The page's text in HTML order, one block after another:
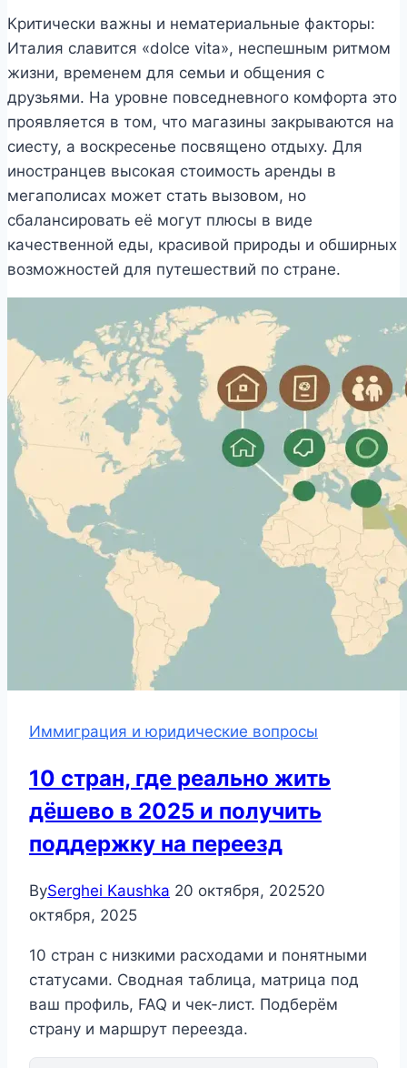
Критически важны и нематериальные факторы:
Италия славится «dolce vita», неспешным ритмом
жизни, временем для семьи и общения с
друзьями. На уровне повседневного комфорта это
проявляется в том, что магазины закрываются на
сиесту, а воскресенье посвящено отдыху. Для
иностранцев высокая стоимость аренды в
мегаполисах может стать вызовом, но
сбалансировать её могут плюсы в виде
качественной еды, красивой природы и обширных
возможностей для путешествий по стране.
Иммиграция и юридические вопросы
10 стран, где реально жить
дёшево в 2025 и получить
поддержку на переезд
BySerghei Kaushka 20 октября, 202520
октября, 2025
10 стран с низкими расходами и понятными
статусами. Сводная таблица, матрица под
ваш профиль, FAQ и чек-лист. Подберём
страну и маршрут переезда.